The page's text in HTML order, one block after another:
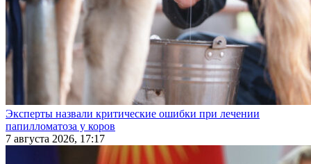
Эксперты назвали критические ошибки при лечении
папилломатоза у коров
7 августа 2026, 17:17